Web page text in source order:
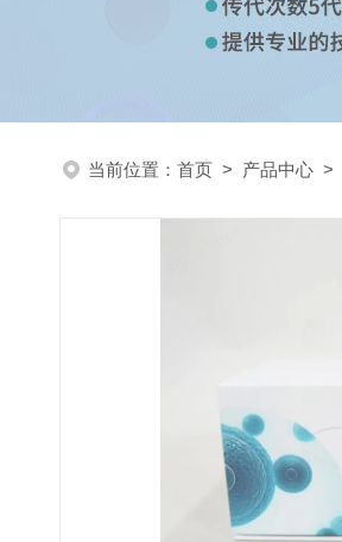
当前位置： 首页 > 产品中心 >